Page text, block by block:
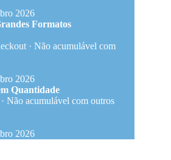
2026
Formatos
· Não acumulável com
2026
Quantidade
Não acumulável com outros
2026